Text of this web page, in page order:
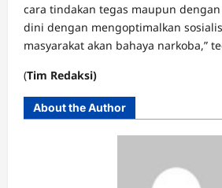
cara tindakan tegas maupun
dini dengan mengoptimalkan
masyarakat akan bahaya narkoba,”
(Tim Redaksi)
About the Author